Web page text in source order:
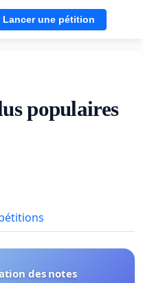
Lancer une pétition
populaires
des notes